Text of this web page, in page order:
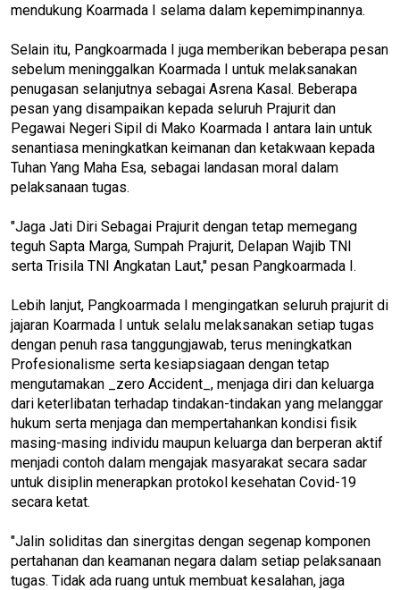
mendukung Koarmada I selama dalam kepemimpinannya.
Selain itu, Pangkoarmada I juga memberikan beberapa pesan
sebelum meninggalkan Koarmada I untuk melaksanakan
penugasan selanjutnya sebagai Asrena Kasal. Beberapa
pesan yang disampaikan kepada seluruh Prajurit dan
Pegawai Negeri Sipil di Mako Koarmada I antara lain untuk
senantiasa meningkatkan keimanan dan ketakwaan kepada
Tuhan Yang Maha Esa, sebagai landasan moral dalam
pelaksanaan tugas.
"Jaga Jati Diri Sebagai Prajurit dengan tetap memegang
teguh Sapta Marga, Sumpah Prajurit, Delapan Wajib TNI
serta Trisila TNI Angkatan Laut," pesan Pangkoarmada I.
Lebih lanjut, Pangkoarmada I mengingatkan seluruh prajurit di
jajaran Koarmada I untuk selalu melaksanakan setiap tugas
dengan penuh rasa tanggungjawab, terus meningkatkan
Profesionalisme serta kesiapsiagaan dengan tetap
mengutamakan _zero Accident_, menjaga diri dan keluarga
dari keterlibatan terhadap tindakan-tindakan yang melanggar
hukum serta menjaga dan mempertahankan kondisi fisik
masing-masing individu maupun keluarga dan berperan aktif
menjadi contoh dalam mengajak masyarakat secara sadar
untuk disiplin menerapkan protokol kesehatan Covid-19
secara ketat.
"Jalin soliditas dan sinergitas dengan segenap komponen
pertahanan dan keamanan negara dalam setiap pelaksanaan
tugas. Tidak ada ruang untuk membuat kesalahan, jaga